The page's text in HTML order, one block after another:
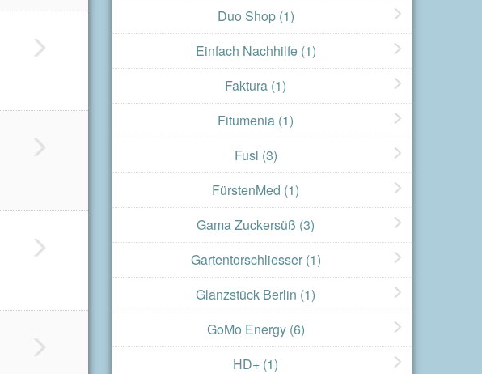
Duo Shop (1)
Einfach Nachhilfe (1)
Faktura (1)
Fitumenia (1)
Fusl (3)
FürstenMed (1)
Gama Zuckersüß (3)
Gartentorschliesser (1)
Glanzstück Berlin (1)
GoMo Energy (6)
HD+ (1)